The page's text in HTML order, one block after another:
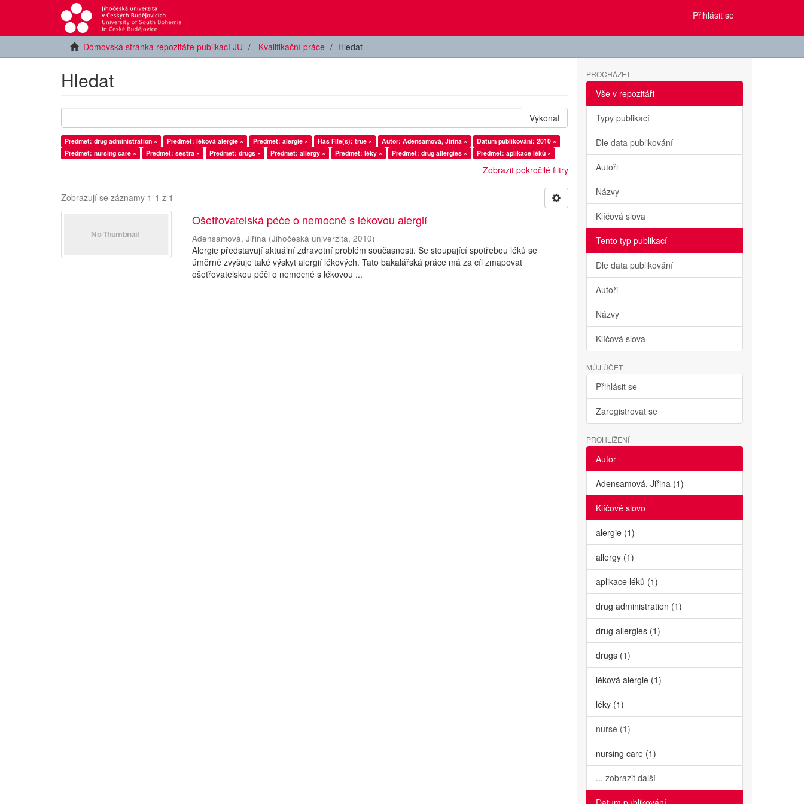
Přihlásit se
Domovská stránka repozitáře publikací JU Kvalifikační práce Hledat
Hledat
Vykonat
Předmět: drug administration × Předmět: léková alergie × Předmět: alergie × Has File(s): true × Autor: Adensamová, Jiřina ×
Datum publikování: 2010 ×
Předmět: nursing care ×
Předmět: sestra × Předmět: drugs × Předmět: allergy × Předmět: léky × Předmět: drug allergies × Předmět: aplikace léků ×
Zobrazit pokročilé filtry
Zobrazují se záznamy 1-1 z 1
Ošetřovatelská péče o nemocné s lékovou alergií
Adensamová, Jiřina (Jihočeská univerzita,2010)
Alergie představují aktuální zdravotní problém současnosti. Se stoupající spotřebou léků se
úměrně zvyšuje také výskyt alergií lékových. Tato bakalářská práce má za cíl zmapovat
ošetřovatelskou péči o nemocné s lékovou ...
PROCHÁZET
Vše v repozitáři
Typy publikací
Dle data publikování
Autoři
Názvy
Klíčová slova
Tento typ publikací
Dle data publikování
Autoři
Názvy
Klíčová slova
MŮJ ÚČET
Přihlásit se
Zaregistrovat se
PROHLÍŽENÍ
Autor
Adensamová, Jiřina (1)
Klíčové slovo
alergie (1)
allergy (1)
aplikace léků (1)
drug administration (1)
drug allergies (1)
drugs (1)
léková alergie (1)
léky (1)
nurse (1)
nursing care (1)
... zobrazit další